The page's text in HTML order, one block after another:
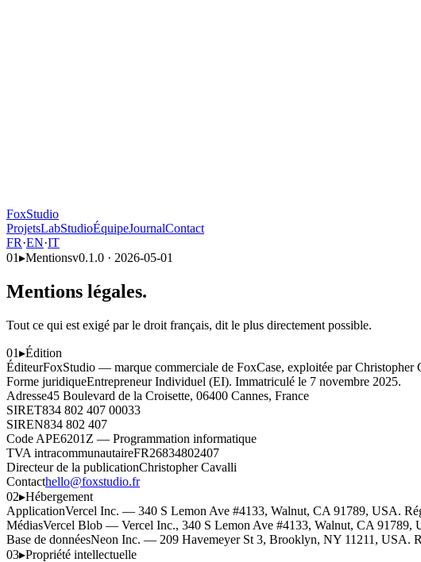
FoxStudio
ProjetsLabStudioÉquipeJournalContact
FR·EN·IT
01▸Mentionsv0.1.0 · 2026-05-01
Mentions légales.
Tout ce qui est exigé par le droit français, dit le plus directement possible.
01▸Édition
ÉditeurFoxStudio — marque commerciale de FoxCase, exploitée par Christopher
Forme juridiqueEntrepreneur Individuel (EI). Immatriculé le 7 novembre 2025.
Adresse45 Boulevard de la Croisette, 06400 Cannes, France
SIRET834 802 407 00033
SIREN834 802 407
Code APE6201Z — Programmation informatique
TVA intracommunautaireFR26834802407
Directeur de la publicationChristopher Cavalli
Contacthello@foxstudio.fr
02▸Hébergement
ApplicationVercel Inc. — 340 S Lemon Ave #4133, Walnut, CA 91789, USA.
MédiasVercel Blob — Vercel Inc., 340 S Lemon Ave #4133, Walnut, CA 91789,
Base de donnéesNeon Inc. — 209 Havemeyer St 3, Brooklyn, NY 11211, USA.
03▸Propriété intellectuelle